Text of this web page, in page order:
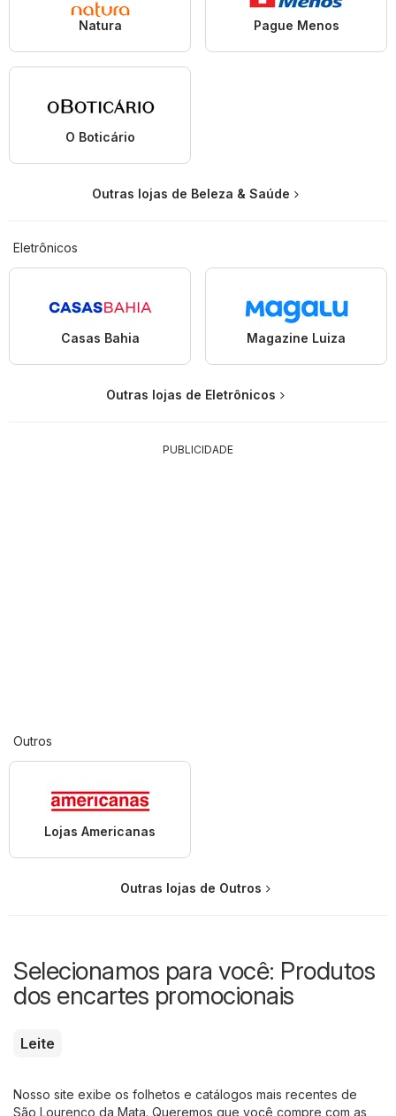
Natura Pague Menos
O Boticário
Outras lojas de Beleza & Saúde
Eletrônicos
Casas Bahia Magazine Luiza
Outras lojas de Eletrônicos
PUBLICIDADE
Outros
Lojas Americanas
Outras lojas de Outros
Selecionamos para você: Produtos
dos encartes promocionais
Leite
Nosso site exibe os folhetos e catálogos mais recentes de
São Lourenço da Mata. Queremos que você compre com as